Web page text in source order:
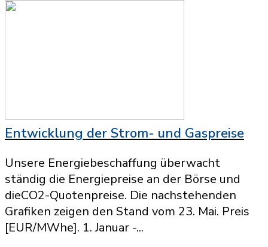
Entwicklung der Strom- und Gaspreise
Unsere Energiebeschaffung überwacht
ständig die Energiepreise an der Börse und
dieCO2-Quotenpreise. Die nachstehenden
Grafiken zeigen den Stand vom 23. Mai. Preis
[EUR/MWhe]. 1. Januar -...